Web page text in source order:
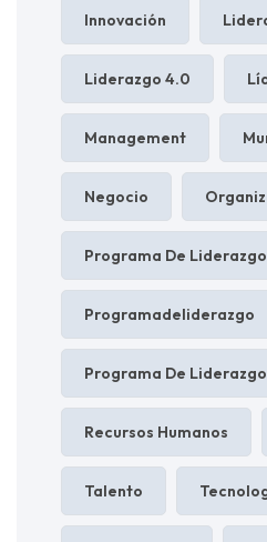
Innovación
Liderazgo 4.0
Management
Negocio
Programa De Liderazgo
Programadeliderazgo
Programa De
Recursos Humanos
Talento